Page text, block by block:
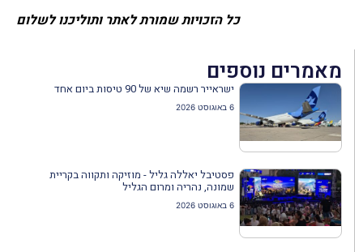
כל הזכויות שמורת לאתר ותוליכנו לשלום
מאמרים נוספים
ישראייר רשמה שיא של 90 טיסות ביום אחד
6 באוגוסט 2026
פסטיבל יאללה גליל - מוזיקה ותקווה בקריית
שמונה, נהריה ומרום הגליל
6 באוגוסט 2026